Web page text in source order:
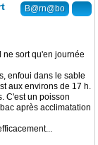
B@rn@bo
ne sort qu'en journée
enfoui dans le sable
aux environs de 17 h.
C'est un poisson
après acclimatation